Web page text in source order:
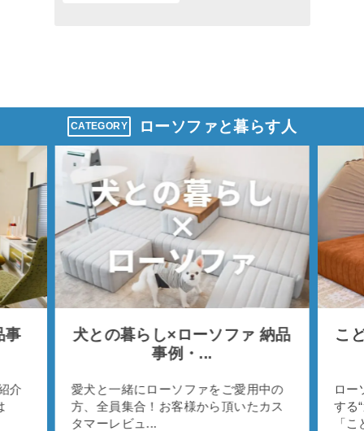
CATEGORY ローソファと暮らす人
事
介
犬との暮らし×ローソファ 納品
事例・...
愛犬と一緒にローソファをご愛用中の
方、全員集合！お客様から頂いたカス
タマーレビュ...
こ
ロー
する
「